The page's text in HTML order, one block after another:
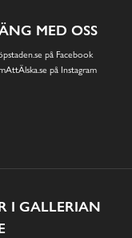
MED OSS
på Facebook
på Instagram
I GALLERIAN